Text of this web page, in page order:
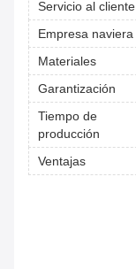
Servicio al cliente
Empresa naviera
Materiales
Garantización
Tiempo de
producción
Ventajas